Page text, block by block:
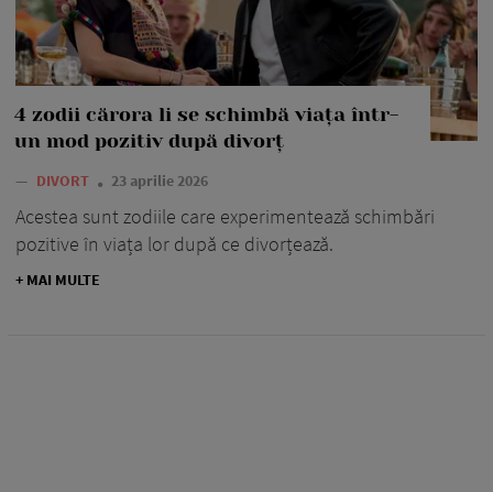
4 zodii cărora li se schimbă viața într-
un mod pozitiv după divorț
— DIVORT 23 aprilie 2026
Acestea sunt zodiile care experimentează schimbări
pozitive în viața lor după ce divorțează.
+ MAI MULTE